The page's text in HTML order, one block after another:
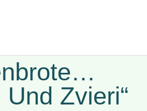
Und Zvieri“